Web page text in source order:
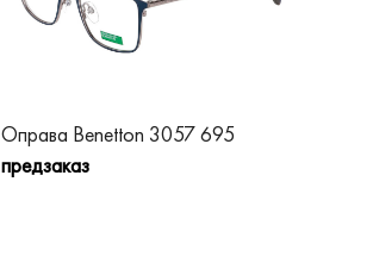
Оправа Benetton 3057 695
предзаказ